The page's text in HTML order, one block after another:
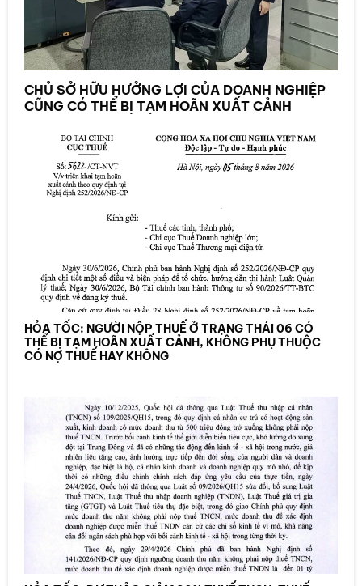
CHỦ SỞ HỮU HƯỞNG LỢI CỦA DOANH NGHIỆP
CŨNG CÓ THỂ BỊ TẠM HOÃN XUẤT CẢNH
HỎA TỐC: NGƯỜI NỘP THUẾ Ở TRẠNG THÁI 06 CÓ
THỂ BỊ TẠM HOÃN XUẤT CẢNH, KHÔNG PHỤ THUỘC
CÓ NỢ THUẾ HAY KHÔNG